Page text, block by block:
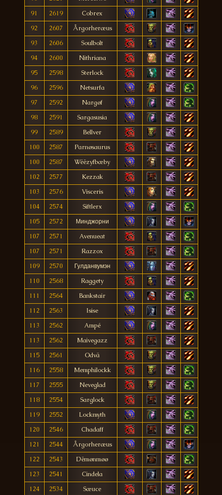
91
2619
Cobrex
92
2607
Årgorheræus
93
2606
Soulbolt
94
2600
Nithriana
95
2598
Sterlock
96
2596
Netsurfa
97
2592
Nargøf
98
2591
Sargasusia
99
2589
Bellver
100
2587
Parnøsaurus
100
2587
Wëëzyfbæby
102
2577
Kezzak
103
2576
Visceris
104
2574
Siftlerx
105
2572
Минджорни
107
2571
Avenueat
107
2571
Razzox
109
2570
Гулданвумэн
110
2568
Raggety
111
2564
Bankstair
112
2563
Isise
113
2562
Ampé
113
2562
Maivegazz
115
2561
Odvä
116
2558
Memphilockk
117
2555
Neveglad
118
2554
Sarglock
119
2552
Lockmyth
120
2546
Chadaff
121
2544
Årgorheræus
122
2543
Dëmønmøø
123
2541
Cindela
124
2534
Sæuce